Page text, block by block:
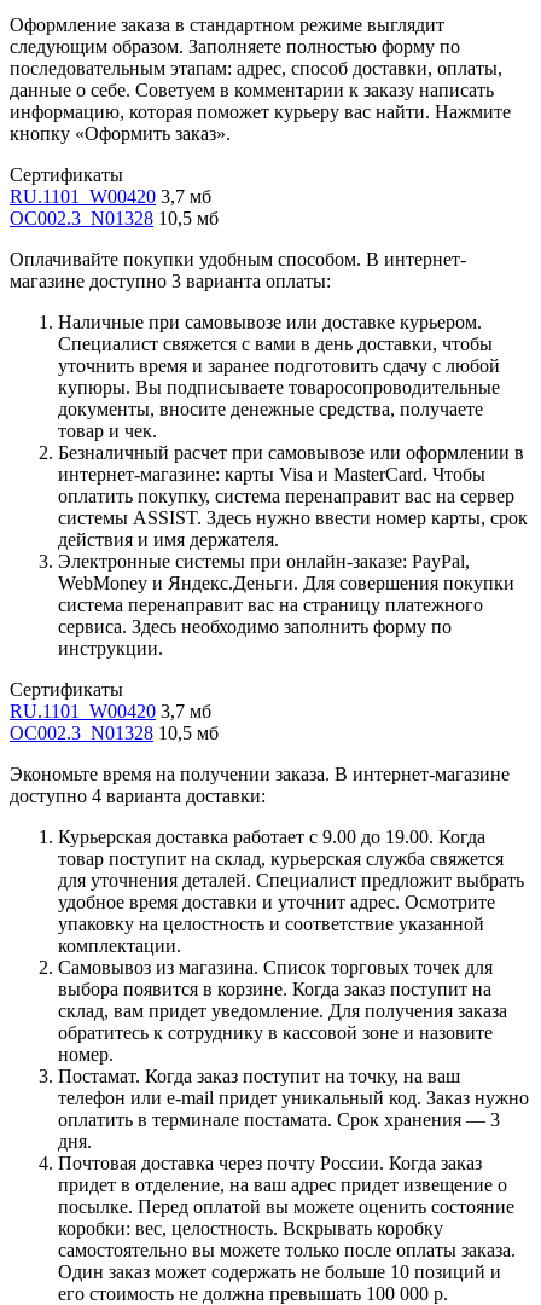
Оформление заказа в стандартном режиме выглядит
следующим образом. Заполняете полностью форму по
последовательным этапам: адрес, способ доставки, оплаты,
данные о себе. Советуем в комментарии к заказу написать
информацию, которая поможет курьеру вас найти. Нажмите
кнопку «Оформить заказ».
Сертификаты
RU.1101_W00420 3,7 мб
OC002.3_N01328 10,5 мб
Оплачивайте покупки удобным способом. В интернет-
магазине доступно 3 варианта оплаты:
Наличные при самовывозе или доставке курьером.
Специалист свяжется с вами в день доставки, чтобы
уточнить время и заранее подготовить сдачу с любой
купюры. Вы подписываете товаросопроводительные
документы, вносите денежные средства, получаете
товар и чек.
Безналичный расчет при самовывозе или оформлении в
интернет-магазине: карты Visa и MasterCard. Чтобы
оплатить покупку, система перенаправит вас на сервер
системы ASSIST. Здесь нужно ввести номер карты, срок
действия и имя держателя.
Электронные системы при онлайн-заказе: PayPal,
WebMoney и Яндекс.Деньги. Для совершения покупки
система перенаправит вас на страницу платежного
сервиса. Здесь необходимо заполнить форму по
инструкции.
Сертификаты
RU.1101_W00420 3,7 мб
OC002.3_N01328 10,5 мб
Экономьте время на получении заказа. В интернет-магазине
доступно 4 варианта доставки:
Курьерская доставка работает с 9.00 до 19.00. Когда
товар поступит на склад, курьерская служба свяжется
для уточнения деталей. Специалист предложит выбрать
удобное время доставки и уточнит адрес. Осмотрите
упаковку на целостность и соответствие указанной
комплектации.
Самовывоз из магазина. Список торговых точек для
выбора появится в корзине. Когда заказ поступит на
склад, вам придет уведомление. Для получения заказа
обратитесь к сотруднику в кассовой зоне и назовите
номер.
Постамат. Когда заказ поступит на точку, на ваш
телефон или e-mail придет уникальный код. Заказ нужно
оплатить в терминале постамата. Срок хранения — 3
дня.
Почтовая доставка через почту России. Когда заказ
придет в отделение, на ваш адрес придет извещение о
посылке. Перед оплатой вы можете оценить состояние
коробки: вес, целостность. Вскрывать коробку
самостоятельно вы можете только после оплаты заказа.
Один заказ может содержать не больше 10 позиций и
его стоимость не должна превышать 100 000 р.